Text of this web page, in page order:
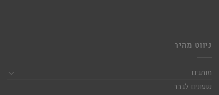
ניווט מהיר
מותגים
שעונים לגבר